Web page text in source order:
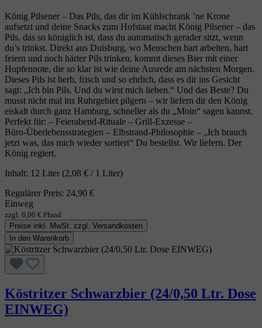
König Pilsener – Das Pils, das dir im Kühlschrank ’ne Krone
aufsetzt und deine Snacks zum Hofstaat macht König Pilsener – das
Pils, das so königlich ist, dass du automatisch gerader sitzt, wenn
du’s trinkst. Direkt aus Duisburg, wo Menschen hart arbeiten, hart
feiern und noch härter Pils trinken, kommt dieses Bier mit einer
Hopfennote, die so klar ist wie deine Ausrede am nächsten Morgen.
Dieses Pils ist herb, frisch und so ehrlich, dass es dir ins Gesicht
sagt: „Ich bin Pils. Und du wirst mich lieben.“ Und das Beste? Du
musst nicht mal ins Ruhrgebiet pilgern – wir liefern dir den König
eiskalt durch ganz Hamburg, schneller als du „Moin“ sagen kannst.
Perfekt für: – Feierabend‑Rituale – Grill‑Exzesse –
Büro‑Überlebensstrategien – Elbstrand‑Philosophie – „Ich brauch
jetzt was, das mich wieder sortiert“ Du bestellst. Wir liefern. Der
König regiert.
Inhalt: 12 Liter (2,08 € / 1 Liter)
Regulärer Preis: 24,90 €
Einweg
zzgl. 6,00 € Pfand
Preise inkl. MwSt. zzgl. Versandkosten
In den Warenkorb
Köstritzer Schwarzbier (24/0,50 Ltr. Dose
EINWEG)